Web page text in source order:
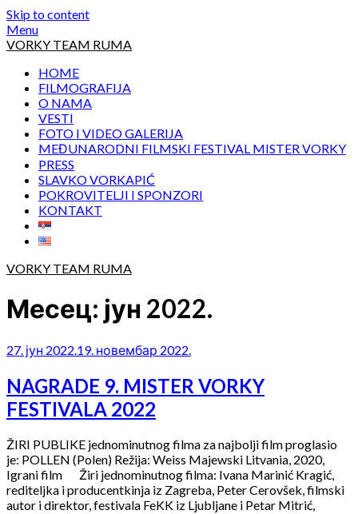
Skip to content
Menu
VORKY TEAM RUMA
HOME
FILMOGRAFIJA
O NAMA
VESTI
FOTO I VIDEO GALERIJA
MEĐUNARODNI FILMSKI FESTIVAL MISTER VORKY
PRESS
SLAVKO VORKAPIĆ
POKROVITELJI I SPONZORI
KONTAKT
VORKY TEAM RUMA
Месец: јун 2022.
27. јун 2022.19. новембар 2022.
NAGRADE 9. MISTER VORKY
FESTIVALA 2022
ŽIRI PUBLIKE jednominutnog filma za najbolji film proglasio
je: POLLEN (Polen) Režija: Weiss Majewski Litvania, 2020,
Igrani film Žiri jednominutnog filma: Ivana Marinić Kragić,
rediteljka i producentkinja iz Zagreba, Peter Cerovšek, filmski
autor i direktor, festivala FeKK iz Ljubljane i Petar Mitrić,